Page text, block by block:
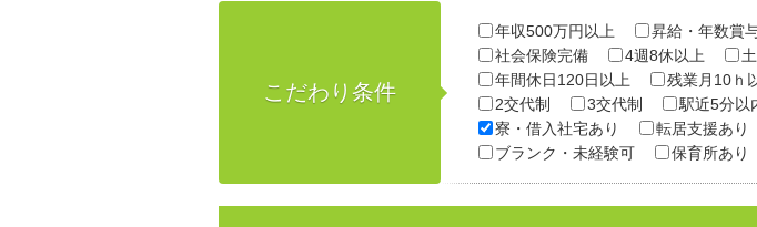
こだわり条件
年収500万円以上 昇給・年数賞
社会保険完備
4週8休以上
年間休日120日以上
残業月10ｈ
2交代制
3交代制 駅近5分以
寮・借入社宅あり
転居支援あり
ブランク・未経験可
保育所あり